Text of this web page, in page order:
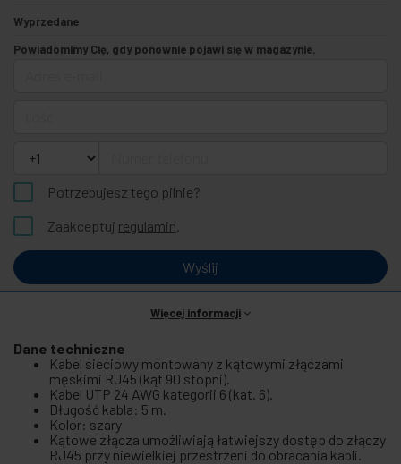
Wyprzedane
Powiadomimy Cię, gdy ponownie pojawi się w magazynie.
Potrzebujesz tego pilnie?
Zaakceptuj regulamin.
Wyślij
Więcej informacji
Dane techniczne
Kabel sieciowy montowany z kątowymi złączami
męskimi RJ45 (kąt 90 stopni).
Kabel UTP 24 AWG kategorii 6 (kat. 6).
Długość kabla: 5 m.
Kolor: szary
Kątowe złącza umożliwiają łatwiejszy dostęp do złączy
RJ45 przy niewielkiej przestrzeni do obracania kabli.